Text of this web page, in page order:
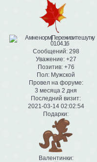
Сообщений:298
Уважение: +27
Позитив: +76
Пол: Мужской
Провел на форуме:
3 месяца 2 дня
Последний визит:
2021-03-14 02:02:54
Подарки:
Валентинки: